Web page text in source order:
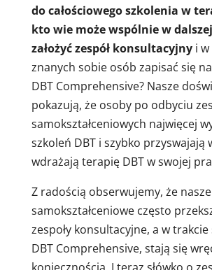
do całościowego szkolenia w
kto wie może wspólnie w
założyć zespół konsultacyjnyi w
znanych sobie osób zapisać się
DBT Comprehensive? Nasze
pokazują, że osoby po odbyciu
samokształceniowych najwięcej
szkoleń DBT i szybko przyswajają
wdrażają terapię DBT w swojej
Z radością obserwujemy, że nasze
samokształceniowe często
zespoły konsultacyjne, a w
DBT Comprehensive, stają się